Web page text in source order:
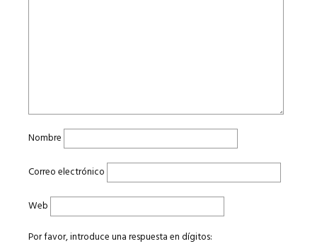
Nombre
Correo electrónico
Web
Por favor, introduce una respuesta en dígitos: